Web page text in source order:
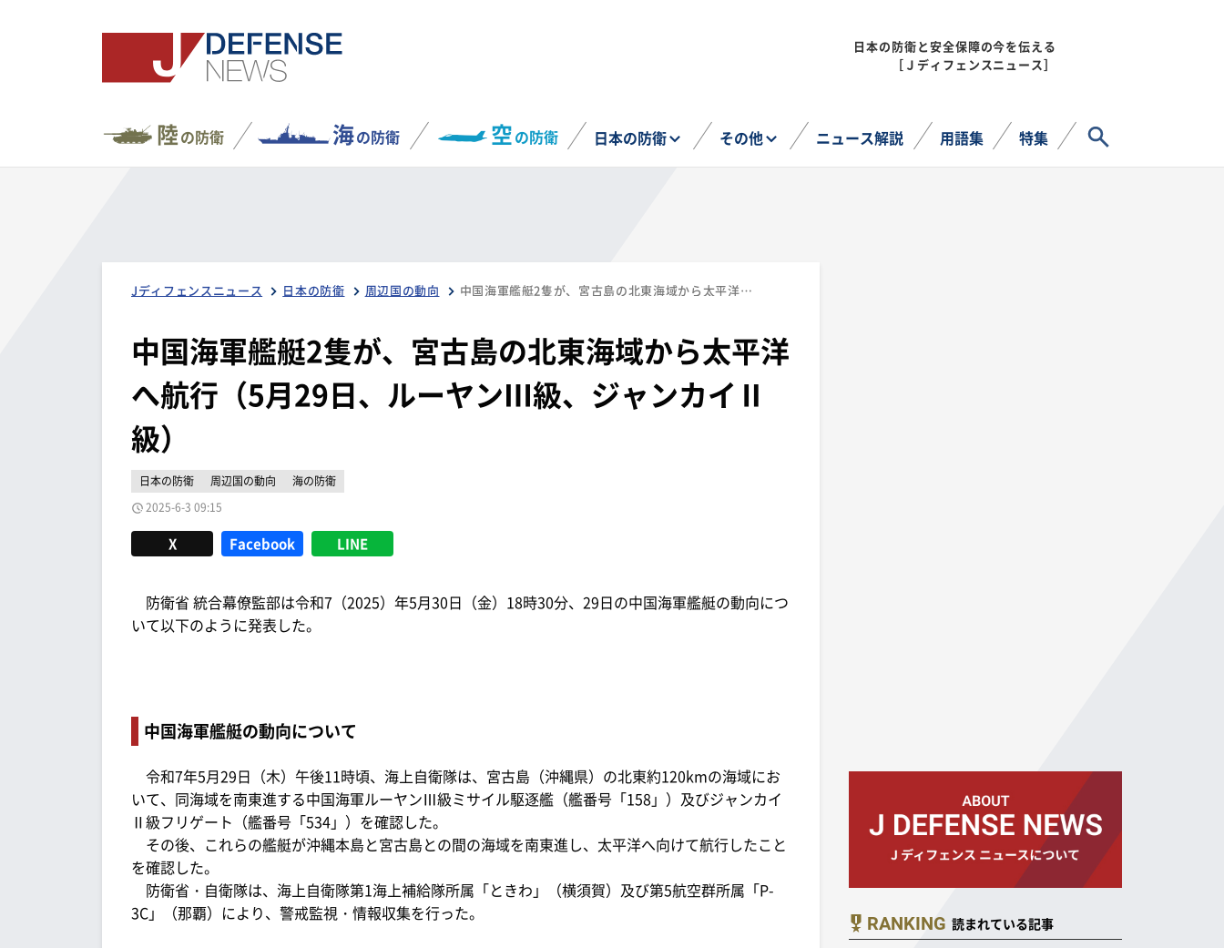
日本の防衛と安全保障の今を伝える
［Ｊディフェンスニュース］
陸の防衛 海の防衛 空の防衛 日本の防衛 その他 ニュース解説 用語集 特集
Jディフェンスニュース 日本の防衛 周辺国の動向 中国海軍艦艇2隻が、宮古島の北東海域から太平洋へ航行（5月29日、ルーヤンⅢ級、ジャンカイⅡ級）
中国海軍艦艇2隻が、宮古島の北東海域から太平洋
へ航行（5月29日、ルーヤンⅢ級、ジャンカイⅡ
級）
日本の防衛 周辺国の動向
海の防衛
2025-6-3 09:15
X Facebook LINE
防衛省 統合幕僚監部は令和7（2025）年5月30日（金）18時30分、29日の中国海軍艦艇の動向につ
いて以下のように発表した。
中国海軍艦艇の動向について
令和7年5月29日（木）午後11時頃、海上自衛隊は、宮古島（沖縄県）の北東約120kmの海域にお
いて、同海域を南東進する中国海軍ルーヤンⅢ級ミサイル駆逐艦（艦番号「158」）及びジャンカイ
Ⅱ級フリゲート（艦番号「534」）を確認した。
その後、これらの艦艇が沖縄本島と宮古島との間の海域を南東進し、太平洋へ向けて航行したこと
を確認した。
防衛省・自衛隊は、海上自衛隊第1海上補給隊所属「ときわ」（横須賀）及び第5航空群所属「P-
3C」（那覇）により、警戒監視・情報収集を行った。
RANKING 読まれている記事